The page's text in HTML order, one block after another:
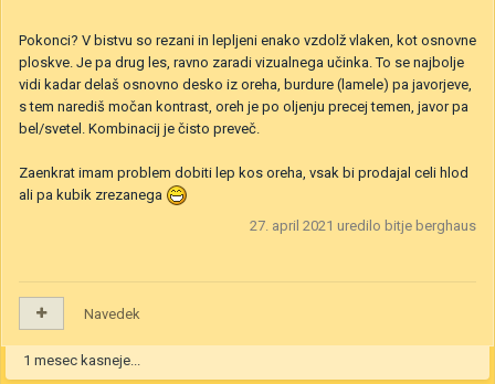
Pokonci? V bistvu so rezani in lepljeni enako vzdolž vlaken, kot osnovne
ploskve. Je pa drug les, ravno zaradi vizualnega učinka. To se najbolje
vidi kadar delaš osnovno desko iz oreha, burdure (lamele) pa javorjeve,
s tem narediš močan kontrast, oreh je po oljenju precej temen, javor pa
bel/svetel. Kombinacij je čisto preveč.
Zaenkrat imam problem dobiti lep kos oreha, vsak bi prodajal celi hlod
ali pa kubik zrezanega
27. april 2021 uredilo bitje berghaus
Navedek
1 mesec kasneje...